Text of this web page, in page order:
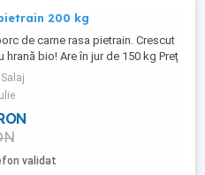
200 kg
de carne rasa pietrain. Crescut
hrană bio! Are în jur de 150 kg Preț
Salaj
validat